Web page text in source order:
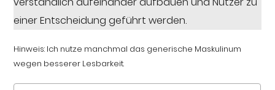
einer Entscheidung geführt werden.
Hinweis: Ich nutze manchmal das generische Maskulinum
wegen besserer Lesbarkeit.